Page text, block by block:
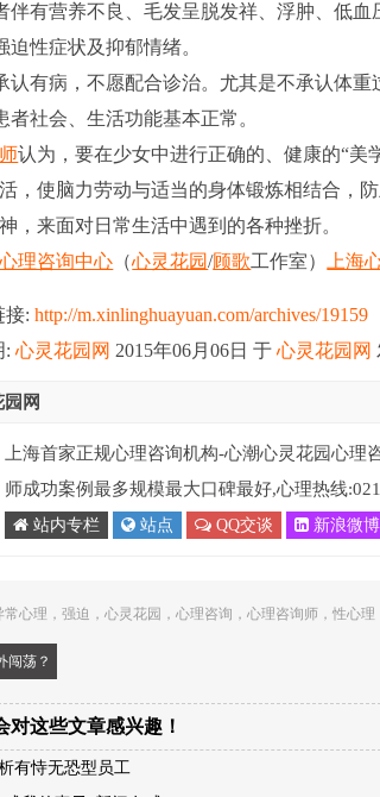
有营养不良、毛发呈脱发祥、浮肿、低血
性症状及抑郁情绪。
有病，不愿配合诊治。尤其是不承认体重
社会、生活功能基本正常。
认为，要在少女中进行正确的、健康的“美
，使脑力劳动与适当的身体锻炼相结合，
，来面对日常生活中遇到的各种挫折。
心理咨询中心 （心灵花园/顾歌工作室） 上海
接:http://m.xinlinghuayuan.com/archives/19159
:心灵花园网 2015年06月06日于心灵花园网
网
上海首家正规心理咨询机构-心潮心灵花园心
师成功案例最多规模最大口碑最好,心理热线
站内专栏 站点 QQ交谈 新浪微博
常心理 ，强迫 ，心灵花园 ，心理咨询 ，心理咨询师 ，性心理
闯荡？
对这些文章感兴趣！
有恃无恐型员工